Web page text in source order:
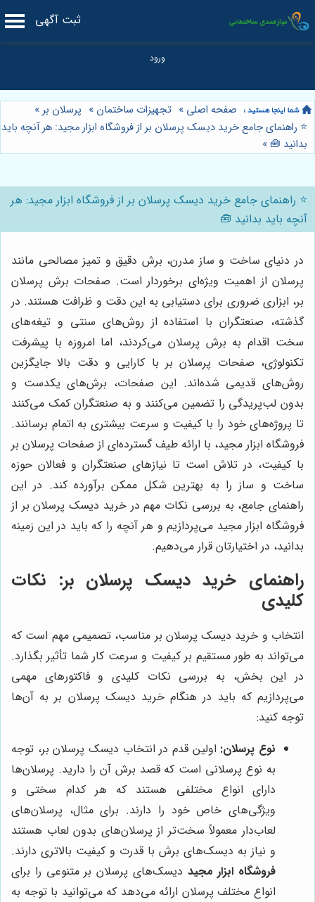
ثبت آگهی
صفحه اصلی » تجهیزات ساختمان » پرسلان بر»
⭐️ راهنمای جامع خرید دیسک پرسلان بر از فروشگاه ابزار مجید: هر آنچه باید
بدانید 🧰 »
⭐️ راهنمای جامع خرید دیسک پرسلان بر از فروشگاه ابزار مجید: هر
آنچه باید بدانید 🧰
در دنیای ساخت و ساز مدرن، برش دقیق و تمیز مصالحی مانند
پرسلان از اهمیت ویژه‌ای برخوردار است. صفحات برش پرسلان
بر، ابزاری ضروری برای دستیابی به این دقت و ظرافت هستند. در
گذشته، صنعتگران با استفاده از روش‌های سنتی و تیغه‌های
سخت اقدام به برش پرسلان می‌کردند، اما امروزه با پیشرفت
تکنولوژی، صفحات پرسلان بر با کارایی و دقت بالا جایگزین
روش‌های قدیمی شده‌اند. این صفحات، برش‌های یکدست و
بدون لب‌پریدگی را تضمین می‌کنند و به صنعتگران کمک می‌کنند
تا پروژه‌های خود را با کیفیت و سرعت بیشتری به اتمام برسانند.
فروشگاه ابزار مجید، با ارائه طیف گسترده‌ای از صفحات پرسلان بر
با کیفیت، در تلاش است تا نیازهای صنعتگران و فعالان حوزه
ساخت و ساز را به بهترین شکل ممکن برآورده کند. در این
راهنمای جامع، به بررسی نکات مهم در خرید دیسک پرسلان بر از
فروشگاه ابزار مجید می‌پردازیم و هر آنچه را که باید در این زمینه
بدانید، در اختیارتان قرار می‌دهیم.
راهنمای خرید دیسک پرسلان بر: نکات
کلیدی
انتخاب و خرید دیسک پرسلان بر مناسب، تصمیمی مهم است که
می‌تواند به طور مستقیم بر کیفیت و سرعت کار شما تأثیر بگذارد.
در این بخش، به بررسی نکات کلیدی و فاکتورهای مهمی
می‌پردازیم که باید در هنگام خرید دیسک پرسلان بر به آن‌ها
توجه کنید:
نوع پرسلان: اولین قدم در انتخاب دیسک پرسلان بر، توجه
به نوع پرسلانی است که قصد برش آن را دارید. پرسلان‌ها
دارای انواع مختلفی هستند که هر کدام سختی و
ویژگی‌های خاص خود را دارند. برای مثال، پرسلان‌های
لعاب‌دار معمولاً سخت‌تر از پرسلان‌های بدون لعاب هستند
و نیاز به دیسک‌های برش با قدرت و کیفیت بالاتری دارند.
فروشگاه ابزار مجید دیسک‌های پرسلان بر متنوعی را برای
انواع مختلف پرسلان ارائه می‌دهد که می‌توانید با توجه به